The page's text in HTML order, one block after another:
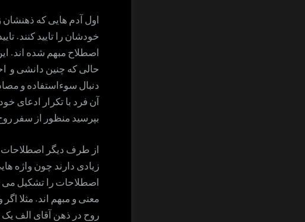
اول آدم هایی که ذهنشان
خودشان را تایید کنند.
اصطلاح مبهم شده اند.
حالی که چنین دانشی و
دنبال سوءاستفاده و
آن فرد با تکرار ادعای
بپرسید منظور از سفر
از طرف دیگر اصطلاحات
زیادی دارند چون واژه
اصطلاحات را تشکیل می
معنی و مبهم اند. مثلا
روح در ذهن آقای الف